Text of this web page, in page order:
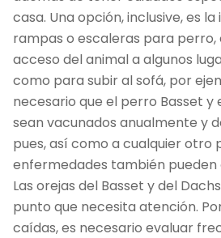
casa. Una opción, inclusive, es
rampas o escaleras para perro,
acceso del animal a algunos
como para subir al sofá, por
necesario que el perro Basset y
sean vacunados anualmente y
pues, así como a cualquier otro
enfermedades también
Las orejas del Basset y del
punto que necesita atención.
caídas, es necesario evaluar